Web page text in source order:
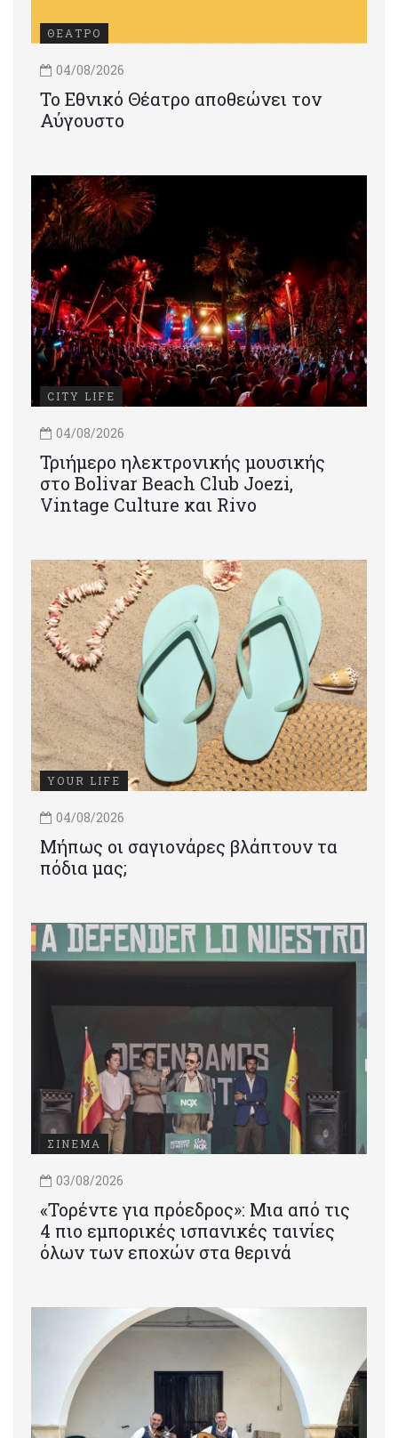
ΘΕΑΤΡΟ
04/08/2026
Το Εθνικό Θέατρο αποθεώνει τον
Αύγουστο
CITY LIFE
04/08/2026
Τριήμερο ηλεκτρονικής μουσικής
στο Bolivar Beach Club Joezi,
Vintage Culture και Rivo
YOUR LIFE
04/08/2026
Μήπως οι σαγιονάρες βλάπτουν τα
πόδια μας;
ΣΙΝΕΜΑ
03/08/2026
«Τορέντε για πρόεδρος»: Mια από τις
4 πιο εμπορικές ισπανικές ταινίες
όλων των εποχών στα θερινά